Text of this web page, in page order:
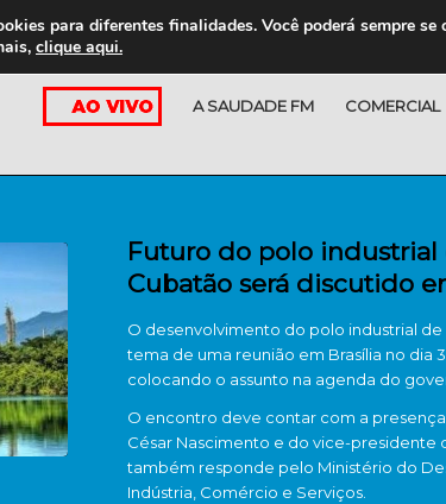
A SAUDADE FM COMERCIAL
Futuro do polo industrial
Cubatão será discutido
O desenvolvimento do polo industrial de
tema de uma reunião em Brasília no dia
colocando o assunto na agenda do
O encontro deve contar com a
César Nascimento e do vice-presidente
também responde pelo Ministério do
Indústria, Comércio e Serviços.
para diferentes finalidades. Você poderá sempre
clique aqui.